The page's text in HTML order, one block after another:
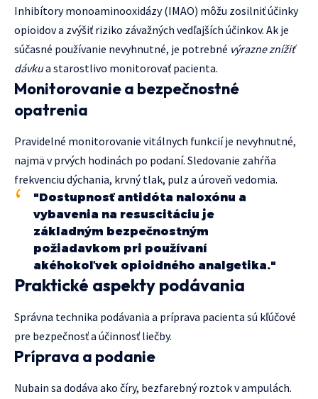
Inhibítory monoaminooxidázy (IMAO) môžu zosilniť účinky
opioidov a zvýšiť riziko závažných vedľajších účinkov. Ak je
súčasné používanie nevyhnutné, je potrebné výrazne znížiť
dávkua starostlivo monitorovať pacienta.
Monitorovanie a bezpečnostné
opatrenia
Pravidelné monitorovanie vitálnych funkcií je nevyhnutné,
najmä v prvých hodinách po podaní. Sledovanie zahŕňa
frekvenciu dýchania, krvný tlak, pulz a úroveň vedomia.
"Dostupnosť antidóta naloxónu a
vybavenia na resuscitáciu je
základným bezpečnostným
požiadavkom pri používaní
akéhokoľvek opioidného analgetika."
Praktické aspekty podávania
Správna technika podávania a príprava pacienta sú kľúčové
pre bezpečnosť a účinnosť liečby.
Príprava a podanie
Nubain sa dodáva ako číry, bezfarebný roztok v ampulách.